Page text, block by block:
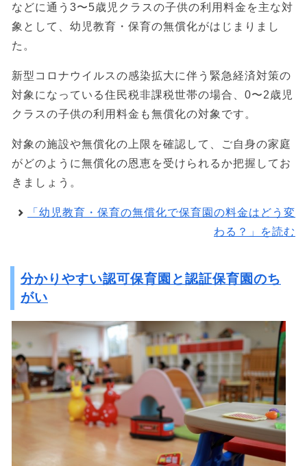
などに通う3〜5歳児クラスの子供の利用料金を主な対
象として、幼児教育・保育の無償化がはじまりまし
た。
新型コロナウイルスの感染拡大に伴う緊急経済対策の
対象になっている住民税非課税世帯の場合、0〜2歳児
クラスの子供の利用料金も無償化の対象です。
対象の施設や無償化の上限を確認して、ご自身の家庭
がどのように無償化の恩恵を受けられるか把握してお
きましょう。
「幼児教育・保育の無償化で保育園の料金はどう変
わる？」を読む
分かりやすい認可保育園と認証保育園のち
がい